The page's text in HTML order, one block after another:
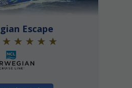
Escape